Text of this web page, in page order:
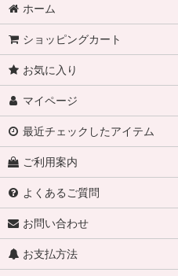
ホーム
ショッピングカート
お気に入り
マイページ
最近チェックしたアイテム
ご利用案内
よくあるご質問
お問い合わせ
お支払方法